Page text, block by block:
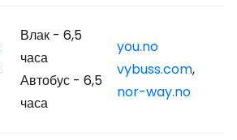
Влак - 6,5
часа
Автобус - 6,5
часа
you.no
vybuss.com,
nor-way.no